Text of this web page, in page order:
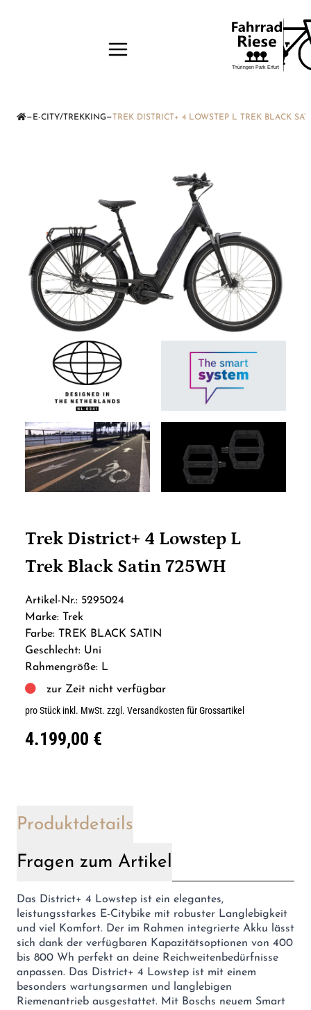
— E-CITY/TREKKING—TREK DISTRICT+ 4 LOWSTEP L TREK BLACK
Trek District+ 4 Lowstep L
Trek Black Satin 725WH
Artikel-Nr.: 5295024
Marke: Trek
Farbe: TREK BLACK SATIN
Geschlecht: Uni
Rahmengröße: L
zur Zeit nicht verfügbar
pro Stück inkl. MwSt. zzgl. Versandkosten für Grossartikel
4.199,00 €
Produktdetails
Fragen zum Artikel
Das District+ 4 Lowstep ist ein elegantes,
leistungsstarkes E-Citybike mit robuster Langlebigkeit
und viel Komfort. Der im Rahmen integrierte Akku lässt
sich dank der verfügbaren Kapazitätsoptionen von 400
bis 800 Wh perfekt an deine Reichweitenbedürfnisse
anpassen. Das District+ 4 Lowstep ist mit einem
besonders wartungsarmen und langlebigen
Riemenantrieb ausgestattet. Mit Boschs neuem Smart